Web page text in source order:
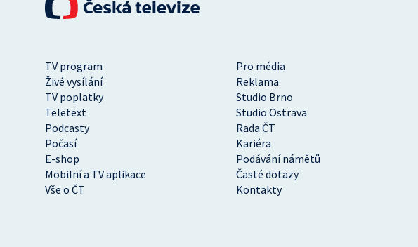
TV program
Pro média
Živé vysílání
Reklama
TV poplatky
Studio Brno
Teletext
Studio Ostrava
Podcasty
Rada ČT
Počasí
Kariéra
E-shop
Podávání námětů
Mobilní a TV aplikace
Časté dotazy
Vše o ČT
Kontakty